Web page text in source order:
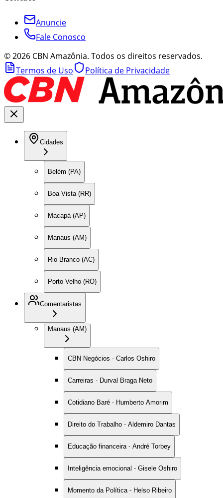
Anuncie
Fale Conosco
©2026 CBN Amazônia. Todos os direitos reservados.
Termos de Uso
Política de Privacidade
Cidades
Belém (PA)
Boa Vista (RR)
Macapá (AP)
Manaus (AM)
Rio Branco (AC)
Porto Velho (RO)
Comentaristas
Manaus (AM)
CBN Negócios - Carlos Oshiro
Carreiras - Durval Braga Neto
Cotidiano Baré - Humberto Amorim
Direito do Trabalho - Aldemiro Dantas
Educação financeira - André Torbey
Inteligência emocional - Gisele Oshiro
Momento da Política - Helso Ribeiro